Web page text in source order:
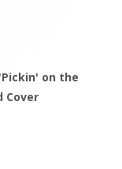
on the
Cover